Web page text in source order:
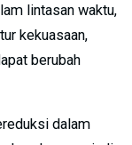
lintasan waktu,
kekuasaan,
berubah
dalam